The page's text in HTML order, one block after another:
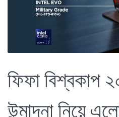
ফিফা বিশ্বকাপ
উন্মাদনা নিয়ে